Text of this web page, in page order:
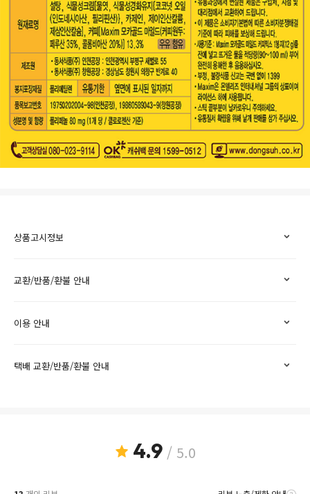
상품고시정보
교환/반품/환불 안내
이용 안내
택배 교환/반품/환불 안내
4.9/ 5.0